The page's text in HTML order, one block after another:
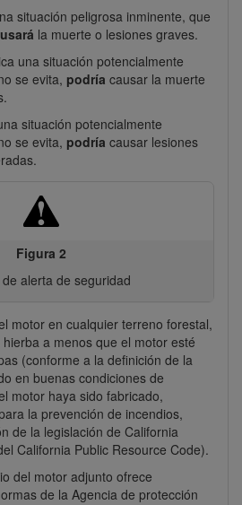
situación peligrosa inminente, que
la muerte o lesiones graves.
una situación potencialmente
se evita, podría causar la muerte
situación potencialmente
se evita, podría causar lesiones
Figura 2
alerta de seguridad
motor en cualquier terreno forestal,
a menos que el motor esté
(conforme a la definición de la
en buenas condiciones de
motor haya sido fabricado,
la prevención de incendios,
de la legislación de California
California Public Resource Code).
del motor adjunto ofrece
de la Agencia de protección